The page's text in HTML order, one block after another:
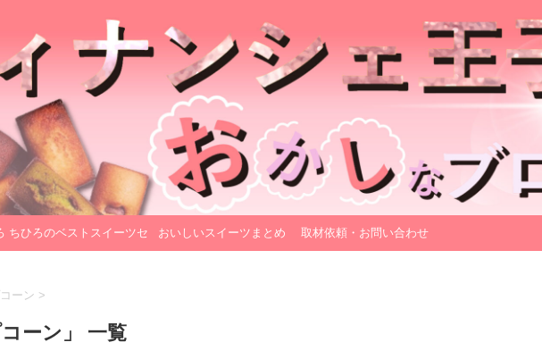
ちひろのベストスイーツセ おいしいスイーツまとめ 取材依頼・お問い合わせ
ーン >
コーン」 一覧